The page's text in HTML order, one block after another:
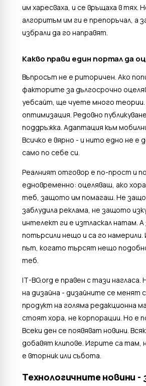
им харесваха, и се връщаха в тях.
алгоритъм им ги е препоръчал, а
избрали да го направят.
Какво прави един портал да
Въпросът не е риторичен. Ако
факторите за дългосрочно
уебсайт, ще чуете много теории.
оптимизация. Редовно
поддръжка. Адаптация към
Всичко е вярно - и нито едно не е
само по себе си.
Реалният отговор е по-прост и
едновременно: оцеляваш, ако
теб, защото им помагаш. Не
заблудила реклама, не защото
интелект ги е изтласкал натам.
потърсили нещо и са го намерили.
път, когато търсят нещо
теб.
IT-BG.org е правен с тази
на дизайна - дизайните се менят
продукт на голяма редакционна
стоят хора, не корпорации. Но е
Всеки ден се появяват новини.
добавят клипове. Игрите са там,
е вторник или събота.
Технологичните новини -